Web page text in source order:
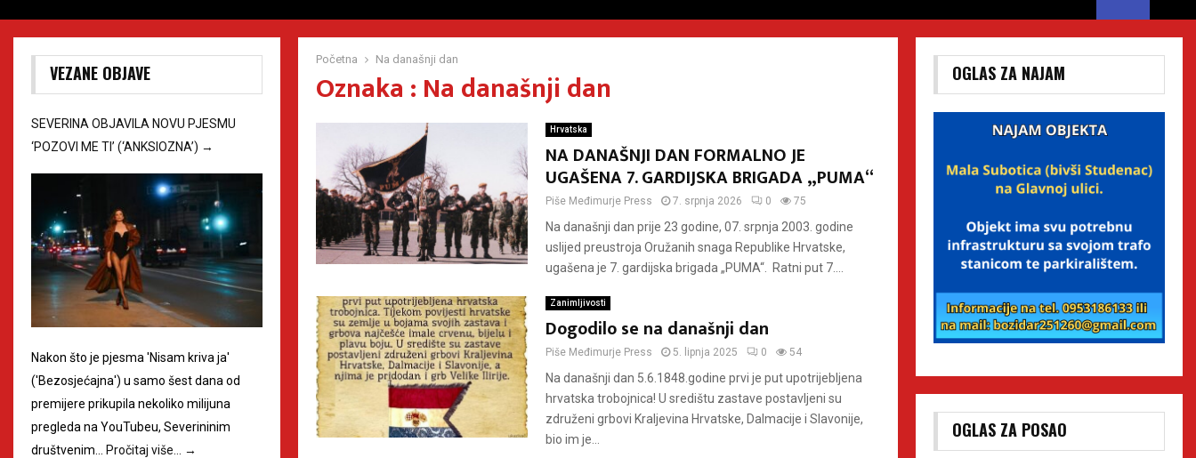
Početna Na današnji dan
Oznaka : Na današnji dan
Hrvatska
NA DANAŠNJI DAN FORMALNO JE
UGAŠENA 7. GARDIJSKA BRIGADA „PUMA“
Piše Međimurje Press 7. srpnja 2026 0 75
Na današnji dan prije 23 godine, 07. srpnja 2003. godine
uslijed preustroja Oružanih snaga Republike Hrvatske,
ugašena je 7. gardijska brigada „PUMA“. Ratni put 7....
Zanimljivosti
Dogodilo se na današnji dan
Piše Međimurje Press 5. lipnja 2025 0 54
Na današnji dan 5.6.1848.godine prvi je put upotrijebljena
hrvatska trobojnica! U središtu zastave postavljeni su
združeni grbovi Kraljevina Hrvatske, Dalmacije i Slavonije,
bio im je...
VEZANE OBJAVE
SEVERINA OBJAVILA NOVU PJESMU
‘POZOVI ME TI’ (‘ANKSIOZNA’) →
Nakon što je pjesma 'Nisam kriva ja'
('Bezosjećajna') u samo šest dana od
premijere prikupila nekoliko milijuna
pregleda na YouTubeu, Severininim
društvenim…
Pročitaj više… →
OGLAS ZA NAJAM
OGLAS ZA POSAO